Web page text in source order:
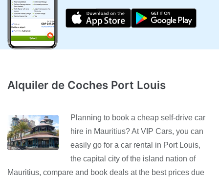
Alquiler de Coches Port Louis
Planning to book a cheap self-drive car
hire in Mauritius? At VIP Cars, you can
easily go for a car rental in Port Louis,
the capital city of the island nation of
Mauritius, compare and book deals at the best prices due